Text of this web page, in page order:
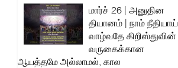
மார்ச் 26 | அனுதின
தியானம் | நாம் நீதியாய்
வாழ்வதே கிறிஸ்துவின்
வருகைக்கான
ஆயத்தமே அல்லாமல், கால